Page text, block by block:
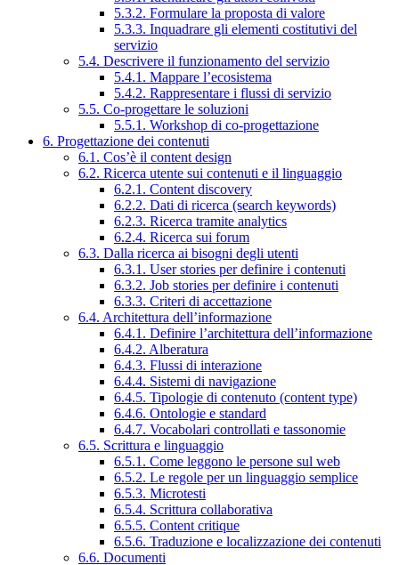
5.3.2. Formulare la proposta di valore
5.3.3. Inquadrare gli elementi costitutivi del
servizio
5.4. Descrivere il funzionamento del servizio
5.4.1. Mappare l’ecosistema
5.4.2. Rappresentare i flussi di servizio
5.5. Co-progettare le soluzioni
5.5.1. Workshop di co-progettazione
6. Progettazione dei contenuti
6.1. Cos’è il content design
6.2. Ricerca utente sui contenuti e il linguaggio
6.2.1. Content discovery
6.2.2. Dati di ricerca (search keywords)
6.2.3. Ricerca tramite analytics
6.2.4. Ricerca sui forum
6.3. Dalla ricerca ai bisogni degli utenti
6.3.1. User stories per definire i contenuti
6.3.2. Job stories per definire i contenuti
6.3.3. Criteri di accettazione
6.4. Architettura dell’informazione
6.4.1. Definire l’architettura dell’informazione
6.4.2. Alberatura
6.4.3. Flussi di interazione
6.4.4. Sistemi di navigazione
6.4.5. Tipologie di contenuto (content type)
6.4.6. Ontologie e standard
6.4.7. Vocabolari controllati e tassonomie
6.5. Scrittura e linguaggio
6.5.1. Come leggono le persone sul web
6.5.2. Le regole per un linguaggio semplice
6.5.3. Microtesti
6.5.4. Scrittura collaborativa
6.5.5. Content critique
6.5.6. Traduzione e localizzazione dei contenuti
6.6. Documenti